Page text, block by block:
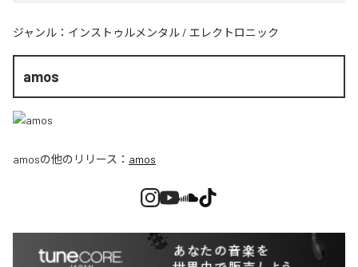
ジャンル： インストゥルメンタル / エレクトロニック
amos
amosの他のリリース： amos